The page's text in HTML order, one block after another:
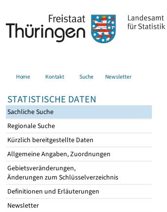
Home Kontakt Suche Newsletter
STATISTISCHE DATEN
Sachliche Suche
Regionale Suche
Kürzlich bereitgestellte Daten
Allgemeine Angaben, Zuordnungen
Gebietsveränderungen,
Änderungen zum Schlüsselverzeichnis
Definitionen und Erläuterungen
Newsletter